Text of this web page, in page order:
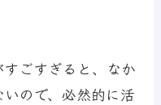
ごすぎると、なか
ので、必然的に活